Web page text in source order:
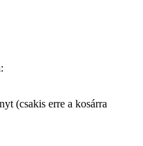
(csakis erre a kosárra